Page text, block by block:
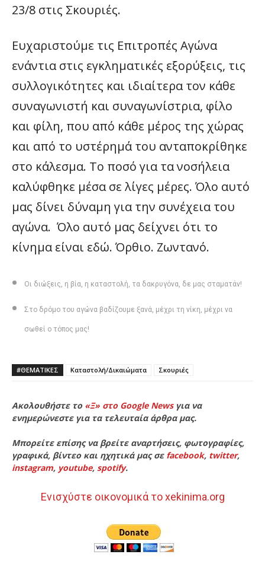
23/8 στις Σκουριές.
Ευχαριστούμε τις Επιτροπές Αγώνα
ενάντια στις εγκληματικές εξορύξεις, τις
συλλογικότητες και ιδιαίτερα τον κάθε
συναγωνιστή και συναγωνίστρια, φίλο
και φίλη, που από κάθε μέρος της χώρας
και από το υστέρημά του ανταποκρίθηκε
στο κάλεσμα. Το ποσό για τα νοσήλεια
καλύφθηκε μέσα σε λίγες μέρες. Όλο αυτό
μας δίνει δύναμη για την συνέχεια του
αγώνα. Όλο αυτό μας δείχνει ότι το
κίνημα είναι εδώ. Όρθιο. Ζωντανό.
Οι διώξεις, η βία, η καταστολή, τα δακρυγόνα, δε μας σταματάν!
Στο δρόμο του αγώνα βαδίζουμε ξανά, μέχρι τη νίκη, μέχρι να
σωθεί ο τόπος μας!
#ΘΕΜΑΤΙΚΈΣ Καταστολή/Δικαιώματα Σκουριές
Ακολουθήστε το «Ξ» στο Google Newsγια να
ενημερώνεστε για τα τελευταία άρθρα μας.
Μπορείτε επίσης να βρείτε αναρτήσεις, φωτογραφίες,
γραφικά, βίντεο και ηχητικά μας σε facebook, twitter,
instagram, youtube, spotify.
Ενισχύστε οικονομικά το xekinima.org